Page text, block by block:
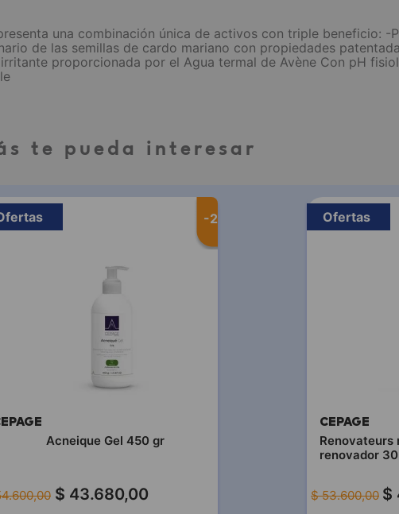
una combinación única de activos con triple beneficio: -
de las semillas de cardo mariano con propiedades
proporcionada por el Agua termal de Avène Con pH
te pueda interesar
-20 %
Acneique Gel 450 gr
.600,00 $ 43.680,00
Ofertas
CEPAGE
Renovateurs
renovador
$ 53.600,00 $